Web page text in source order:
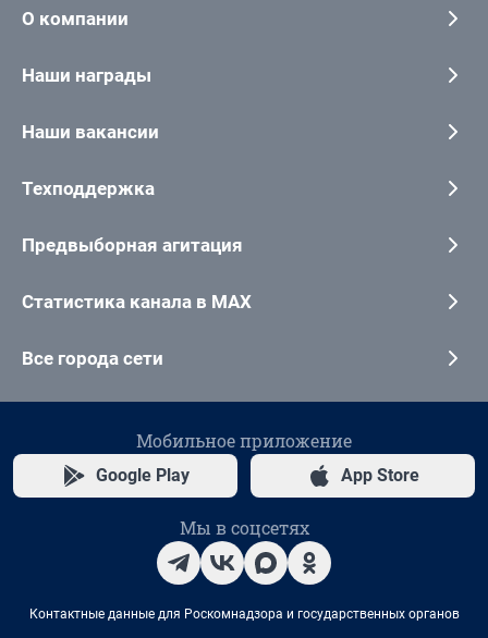
О компании
Наши награды
Наши вакансии
Техподдержка
Предвыборная агитация
Статистика канала в MAX
Все города сети
Мобильное приложение
Google Play App Store
Мы в соцсетях
Контактные данные для Роскомнадзора и государственных органов